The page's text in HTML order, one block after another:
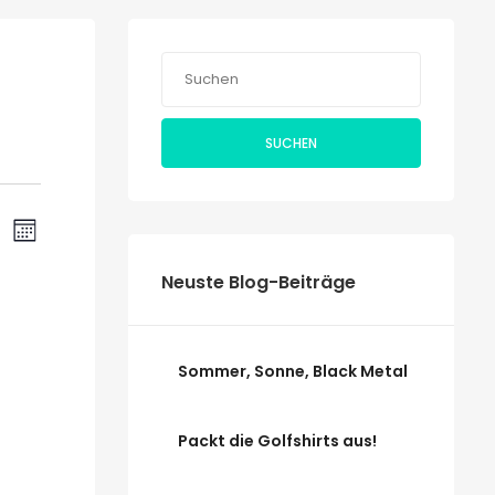
Veranstaltung
Ansichten-
Navigation
MONAT
SUCHEN
Neuste Blog-Beiträge
Sommer, Sonne, Black Metal
Packt die Golfshirts aus!